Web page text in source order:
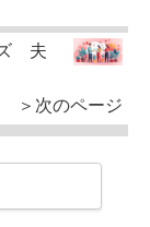
夫
＞次のページ